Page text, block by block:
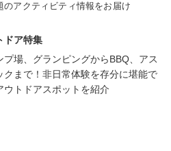
のアクティビティ情報をお届け
ドア特集
プ場、グランピングからBBQ、アス
クまで！非日常体験を存分に堪能で
ウトドアスポットを紹介